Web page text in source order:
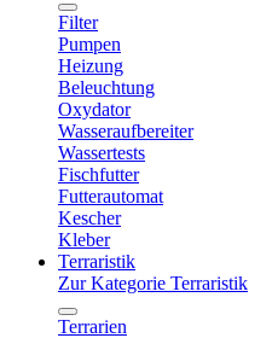
Filter
Pumpen
Heizung
Beleuchtung
Oxydator
Wasseraufbereiter
Wassertests
Fischfutter
Futterautomat
Kescher
Kleber
Terraristik
Zur Kategorie Terraristik
Terrarien